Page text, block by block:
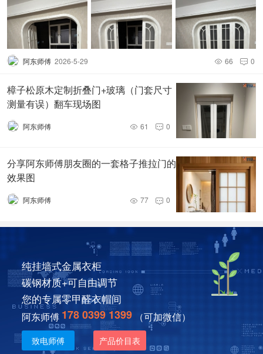
阿东师傅 2026-5-29  0
 66
樟子松原木定制折叠门+玻璃（门套尺寸
测量有误）翻车现场图
阿东师傅  0
 61
分享阿东师傅朋友圈的一套格子推拉门的
效果图
阿东师傅  0
 77
纯挂墙式金属衣柜
碳钢材质+可自由调节
您的专属零甲醛衣帽间
阿东师傅 178 0399 1399 （可加微信）
致电师傅 产品价目表